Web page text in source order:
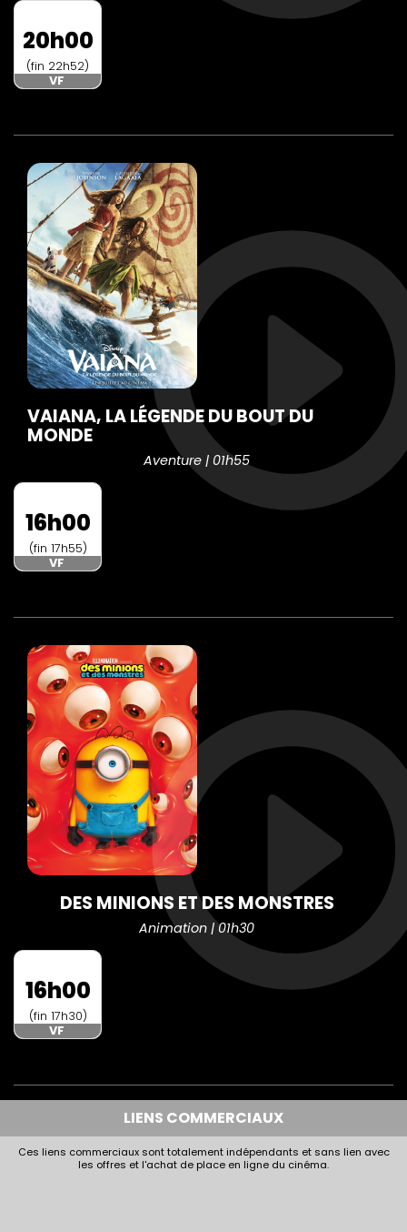
20h00
(fin 22h52)
VF
VAIANA, LA LÉGENDE DU BOUT DU
MONDE
Aventure | 01h55
16h00
(fin 17h55)
VF
DES MINIONS ET DES MONSTRES
Animation | 01h30
16h00
(fin 17h30)
VF
LIENS COMMERCIAUX
Ces liens commerciaux sont totalement indépendants et sans lien avec
les offres et l'achat de place en ligne du cinéma.